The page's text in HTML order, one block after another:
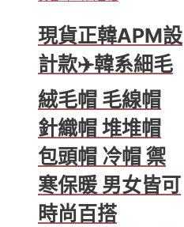
式。
可
在
產
品
頁
面
選
擇
選
項
現貨正韓APM設
計款✈️韓系細毛
絨毛帽 毛線帽
針織帽 堆堆帽
包頭帽 冷帽 禦
寒保暖 男女皆可
時尚百搭